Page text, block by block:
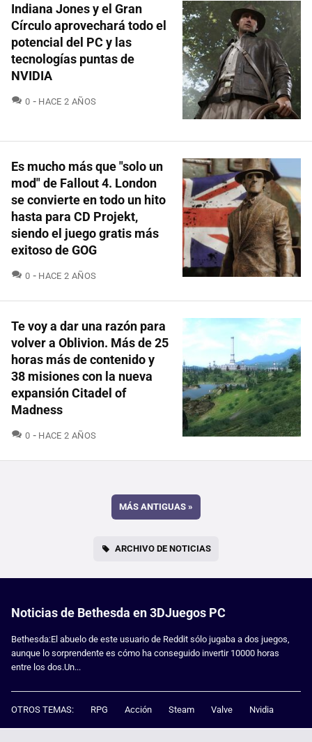
Indiana Jones y el Gran
Círculo aprovechará todo el
potencial del PC y las
tecnologías puntas de
NVIDIA
0 COMENTARIOS
HACE 2 AÑOS
Es mucho más que "solo un
mod" de Fallout 4. London
se convierte en todo un hito
hasta para CD Projekt,
siendo el juego gratis más
exitoso de GOG
0 COMENTARIOS
HACE 2 AÑOS
Te voy a dar una razón para
volver a Oblivion. Más de 25
horas más de contenido y
38 misiones con la nueva
expansión Citadel of
Madness
0 COMENTARIOS
HACE 2 AÑOS
MÁS ANTIGUAS »
ARCHIVO DE NOTICIAS
Noticias de Bethesda en 3DJuegos PC
Bethesda:El abuelo de este usuario de Reddit sólo jugaba a dos juegos,
aunque lo sorprendente es cómo ha conseguido invertir 10000 horas
entre los dos.Un...
OTROS TEMAS: RPG Acción Steam Valve Nvidia